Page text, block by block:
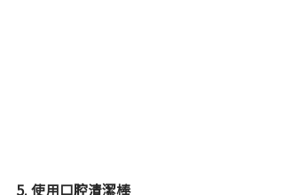
5. 使用口腔清潔棒